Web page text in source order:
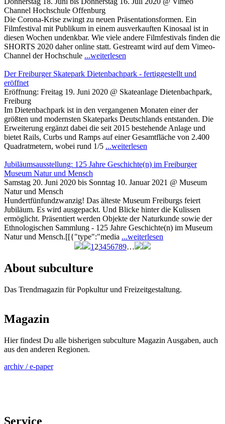
Channel Hochschule Offenburg
Die Corona-Krise zwingt zu neuen Präsentationsformen. Ein
Filmfestival mit Publikum in einem ausverkauften Kinosaal ist in
diesen Wochen undenkbar. Wie viele andere Filmfestivals finden die
SHORTS 2020 daher online statt. Gestreamt wird auf dem Vimeo-
Channel der Hochschule ...weiterlesen
Der Freiburger Skatepark Dietenbachpark - fertiggestellt und
eröffnet
Eröffnung: Freitag 19. Juni 2020 @ Skateanlage Dietenbachpark,
Freiburg
Im Dietenbachpark ist in den vergangenen Monaten einer der
größten und modernsten Skateparks Deutschlands entstanden. Die
Erweiterung ergänzt dabei die seit 2015 bestehende Anlage und
bietet Rails, Curbs und Ramps auf einer Gesamtfläche von 2.400
Quadratmetern, wobei rund 1/5 ...weiterlesen
Jubiläumsausstellung: 125 Jahre Geschichte(n) im Freiburger
Museum Natur und Mensch
Samstag 20. Juni 2020 bis Sonntag 10. Januar 2021 @ Museum
Natur und Mensch
Hundertfünfundzwanzig! Das älteste Museum Freiburgs feiert
Jubiläum. Es wird ausgepackt. Und Blicke hinter die Kulissen
ermöglicht. Präsentiert werden Objekte der Naturkunde sowie der
Ethnologischen Sammlung - 125 Jahre Geschichte(n) im Museum
Natur und Mensch.[[{"type":"media ...weiterlesen
1 23456789…
About subculture
Das Trendmagazin für Popkultur und Freizeitgestaltung.
Magazin
Hier findest Du alle bisherigen subculture Magazin Ausgaben, auch
aus den anderen Regionen.
archiv / e-paper
Service